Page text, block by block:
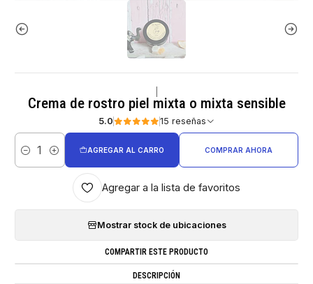
Crema de rostro piel mixta o mixta sensible
5.0 15 reseñas
Cantidad
AGREGAR AL CARRO COMPRAR AHORA
Agregar a la lista de favoritos
Mostrar stock de ubicaciones
COMPARTIR ESTE PRODUCTO
DESCRIPCIÓN